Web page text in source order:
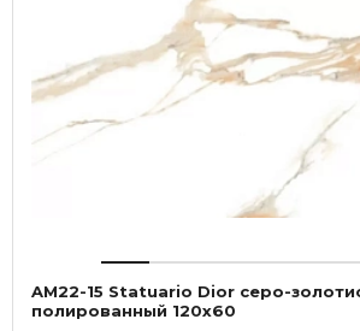
AM22-15 Statuario Dior серо-
полированный 120х60